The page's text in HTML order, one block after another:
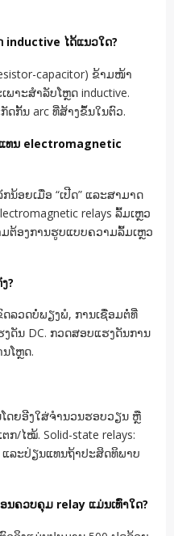
ໄດ້ແນວໃດ?
capacitor) ຂ້າມໜ້າ
າະສຳລັບໂຫຼດ inductive.
ດກັ້ນ arc ທີ່ສ້າງຂຶ້ນໃນຕົວ.
ທນ electromagnetic
ນ້ອຍເມື່ອ “ເປີດ” ແລະສາມາດ
relays ລົ້ມເຫຼວ
ມຕ້ອງການຮູບແບບຄວາມລົ້ມເຫຼວ
?
ລວດບໍ່ພຽງພໍ, ການເຊື່ອມຕໍ່ທີ່
ດັນ DC. ກວດສອບແຮງດັນການ
ໂຫຼດ.
ໂດຍອີງໃສ່ຈໍານວນຮອບວຽນ ຫຼື
/ໄໝ້. Solid-state relays:
ລະປ່ຽນແທນຖ້າປະສິດທິພາບ
ຄວບຄຸມ relay ແມ່ນເທົ່າໃດ?